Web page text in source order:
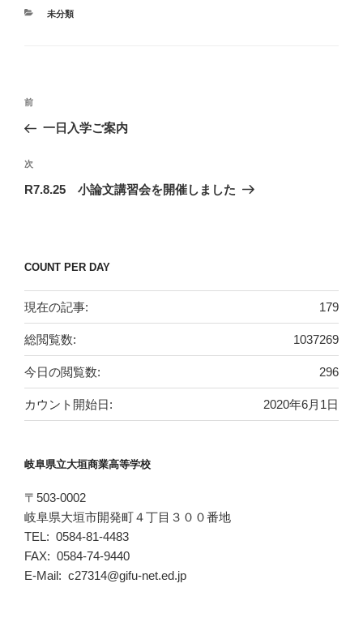
カ
未分類
投
ナ
ビ
ゲ
ン
前
の
稿
前
一日入学ご案内
次
の
次
R7.8.25 小論文講習会を開催しました
COUNT PER DAY
179
現在の記事:
1037269
総閲覧数:
296
今日の閲覧数:
2020年6月1日
カウント開始日:
岐阜県立大垣商業高等学校
〒503-0002
岐阜県大垣市開発町４丁目３００番地
TEL: 0584-81-4483
FAX: 0584-74-9440
E-Mail: c27314@gifu-net.ed.jp